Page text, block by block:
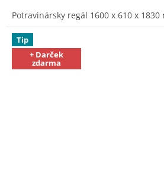
Potravinársky regál 1600 x 610 x 1830
Tip
+ Darček
zdarma